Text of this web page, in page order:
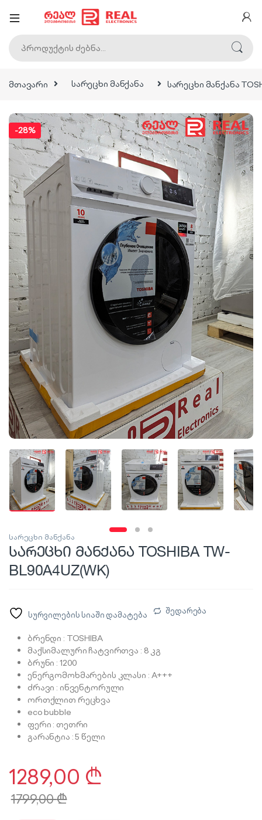
მთავარი სარეცხი მანქანა სარეცხი მანქანა
-28%
სარეცხი მანქანა
სარეცხი მანქანა TOSHIBA TW-
BL90A4UZ(WK)
სურვილების სიაში დამატება შედარება
ბრენდი : TOSHIBA
მაქსიმალური ჩატვირთვა : 8 კგ
ბრუნი : 1200
ენერგომოხმარების კლასი : A+++
ძრავი : ინვენტორული
ორთქლით რეცხვა
eco bubble
ფერი : თეთრი
გარანტია : 5 წელი
1289,00 ₾
1799,00₾